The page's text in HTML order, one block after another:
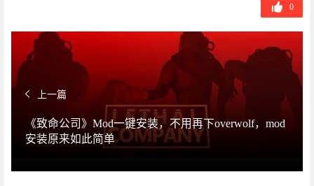
0
上一篇
《致命公司》Mod一键安装，不用再下overwolf，mod
安装原来如此简单